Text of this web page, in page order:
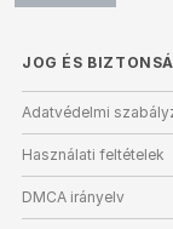
JOG ÉS
Adatvédelmi
Használati feltételek
DMCA irányelv